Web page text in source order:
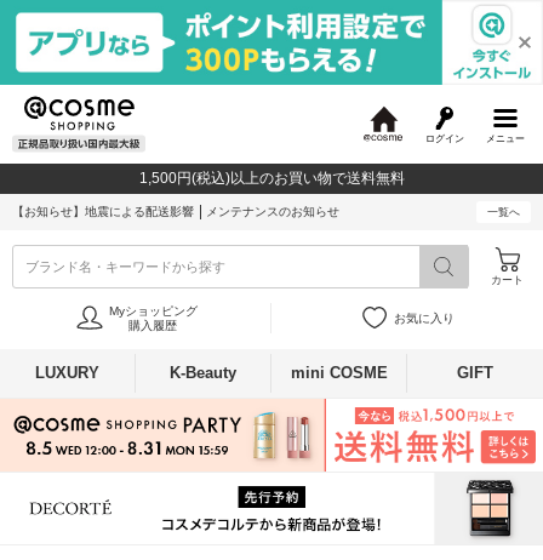
メニュー
ログイン
c
o
1,500円(税込)以上のお買い物で送料無料
【お知らせ】 地震による配送影響 メンテナンスのお知らせ 一覧へ
ブランド名・キーワードから探す
カート
Myショッピング
購入履歴
お気に入り
LUXURY K-Beauty mini COSME GIFT